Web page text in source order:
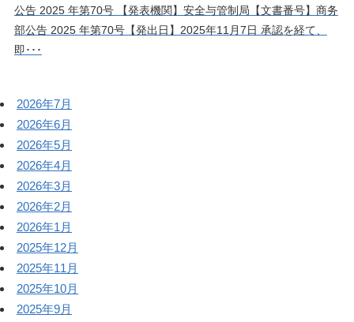
公告 2025 年第70号 【発表機関】安全与管制局【文書番号】商务
部公告 2025 年第70号【発出日】2025年11月7日 承認を経て、
即･･･
2026年7月
2026年6月
2026年5月
2026年4月
2026年3月
2026年2月
2026年1月
2025年12月
2025年11月
2025年10月
2025年9月